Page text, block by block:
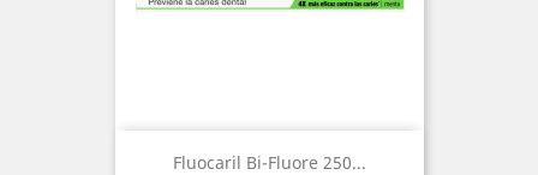
Fluocaril Bi-Fluore 250...